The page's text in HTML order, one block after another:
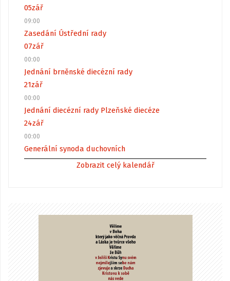
05zář
09:00
Zasedání Ústřední rady
07zář
00:00
Jednání brněnské diecézní rady
21zář
00:00
Jednání diecézní rady Plzeňské diecéze
24zář
00:00
Generální synoda duchovních
Zobrazit celý kalendář